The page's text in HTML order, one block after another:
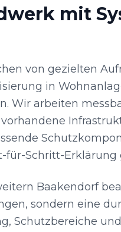
mit
von gezielten
in
Wir arbeiten
für-Schritt-Erklärung
Baakendorf
sondern eine
Schutzbereiche